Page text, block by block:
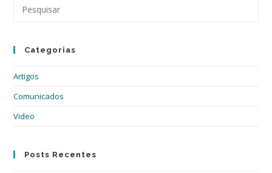
Categorias
Artigos
Comunicados
Video
Posts Recentes